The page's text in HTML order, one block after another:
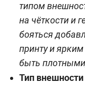
типом
на чёткости и
бояться
принту и
быть
Тип